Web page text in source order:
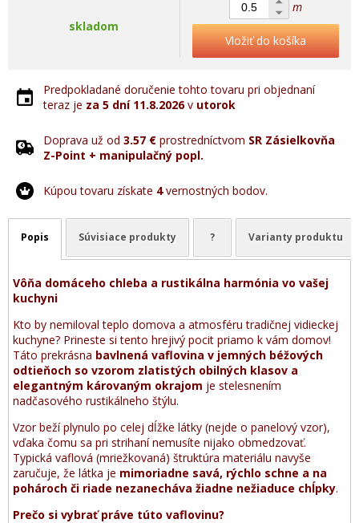
skladom
m
Vložiť do košíka
Predpokladané doručenie tohto tovaru pri objednaní
teraz je za 5 dní 11.8.2026v utorok
Doprava už od 3.57 € prostredníctvom SR Zásielkovňa
Z-Point + manipulačný popl.
Kúpou tovaru získate 4vernostných bodov.
Popis Súvisiace produkty ? Varianty produktu
Vôňa domáceho chleba a rustikálna harmónia vo vašej
kuchyni
Kto by nemiloval teplo domova a atmosféru tradičnej vidieckej
kuchyne? Prineste si tento hrejivý pocit priamo k vám domov!
Táto prekrásna bavlnená vaflovina v jemných béžových
odtieňoch so vzorom zlatistých obilných klasov a
elegantným károvaným okrajom je stelesnením
nadčasového rustikálneho štýlu.
Vzor beží plynulo po celej dĺžke látky (nejde o panelový vzor),
vďaka čomu sa pri strihaní nemusíte nijako obmedzovať.
Typická vaflová (mriežkovaná) štruktúra materiálu navyše
zaručuje, že látka je mimoriadne savá, rýchlo schne a na
pohároch či riade nezanecháva žiadne nežiaduce chĺpky.
Prečo si vybrať práve túto vaflovinu?